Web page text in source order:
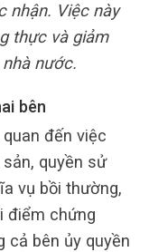
nhận. Việc này
thực và giảm
nước.
bên
đến việc
quyền sử
vụ bồi thường,
điểm chứng
cả bên ủy quyền